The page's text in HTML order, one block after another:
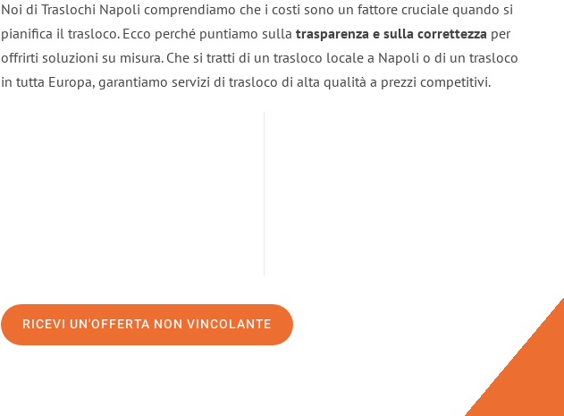
Noi di Traslochi Napoli comprendiamo che i costi sono un fattore cruciale quando si
pianifica il trasloco. Ecco perché puntiamo sulla trasparenza e sulla correttezza per
offrirti soluzioni su misura. Che si tratti di un trasloco locale a Napoli o di un trasloco
in tutta Europa, garantiamo servizi di trasloco di alta qualità a prezzi competitivi.
RICEVI UN'OFFERTA NON VINCOLANTE